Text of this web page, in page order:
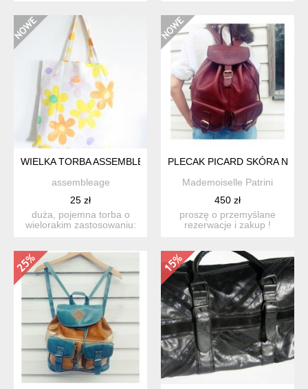
WIELKA TORBA ASSEMBLEAGE HANDMADE KWIATY
assembleage
25 zł
duża, pojemna torba o
wielorakim zastosowaniu:
PLECAK PICARD SKÓRA
Mademoiselle Patrini
450 zł
proszę o przemyślane
rezerwacje i zakup !